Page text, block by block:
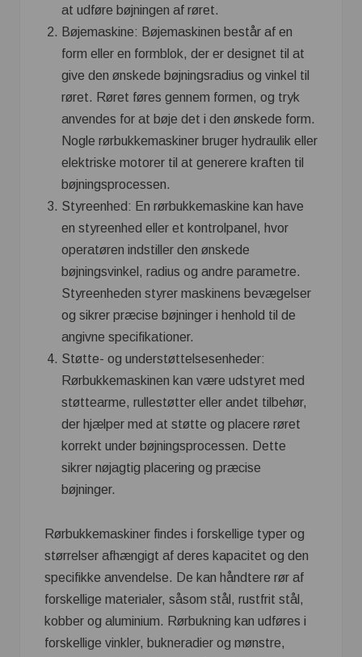
at udføre bøjningen af røret.
Bøjemaskine: Bøjemaskinen består af en
form eller en formblok, der er designet til at
give den ønskede bøjningsradius og vinkel til
røret. Røret føres gennem formen, og tryk
anvendes for at bøje det i den ønskede form.
Nogle rørbukkemaskiner bruger hydraulik eller
elektriske motorer til at generere kraften til
bøjningsprocessen.
Styreenhed: En rørbukkemaskine kan have
en styreenhed eller et kontrolpanel, hvor
operatøren indstiller den ønskede
bøjningsvinkel, radius og andre parametre.
Styreenheden styrer maskinens bevægelser
og sikrer præcise bøjninger i henhold til de
angivne specifikationer.
Støtte- og understøttelsesenheder:
Rørbukkemaskinen kan være udstyret med
støttearme, rullestøtter eller andet tilbehør,
der hjælper med at støtte og placere røret
korrekt under bøjningsprocessen. Dette
sikrer nøjagtig placering og præcise
bøjninger.
Rørbukkemaskiner findes i forskellige typer og
størrelser afhængigt af deres kapacitet og den
specifikke anvendelse. De kan håndtere rør af
forskellige materialer, såsom stål, rustfrit stål,
kobber og aluminium. Rørbukning kan udføres i
forskellige vinkler, bukneradier og mønstre,